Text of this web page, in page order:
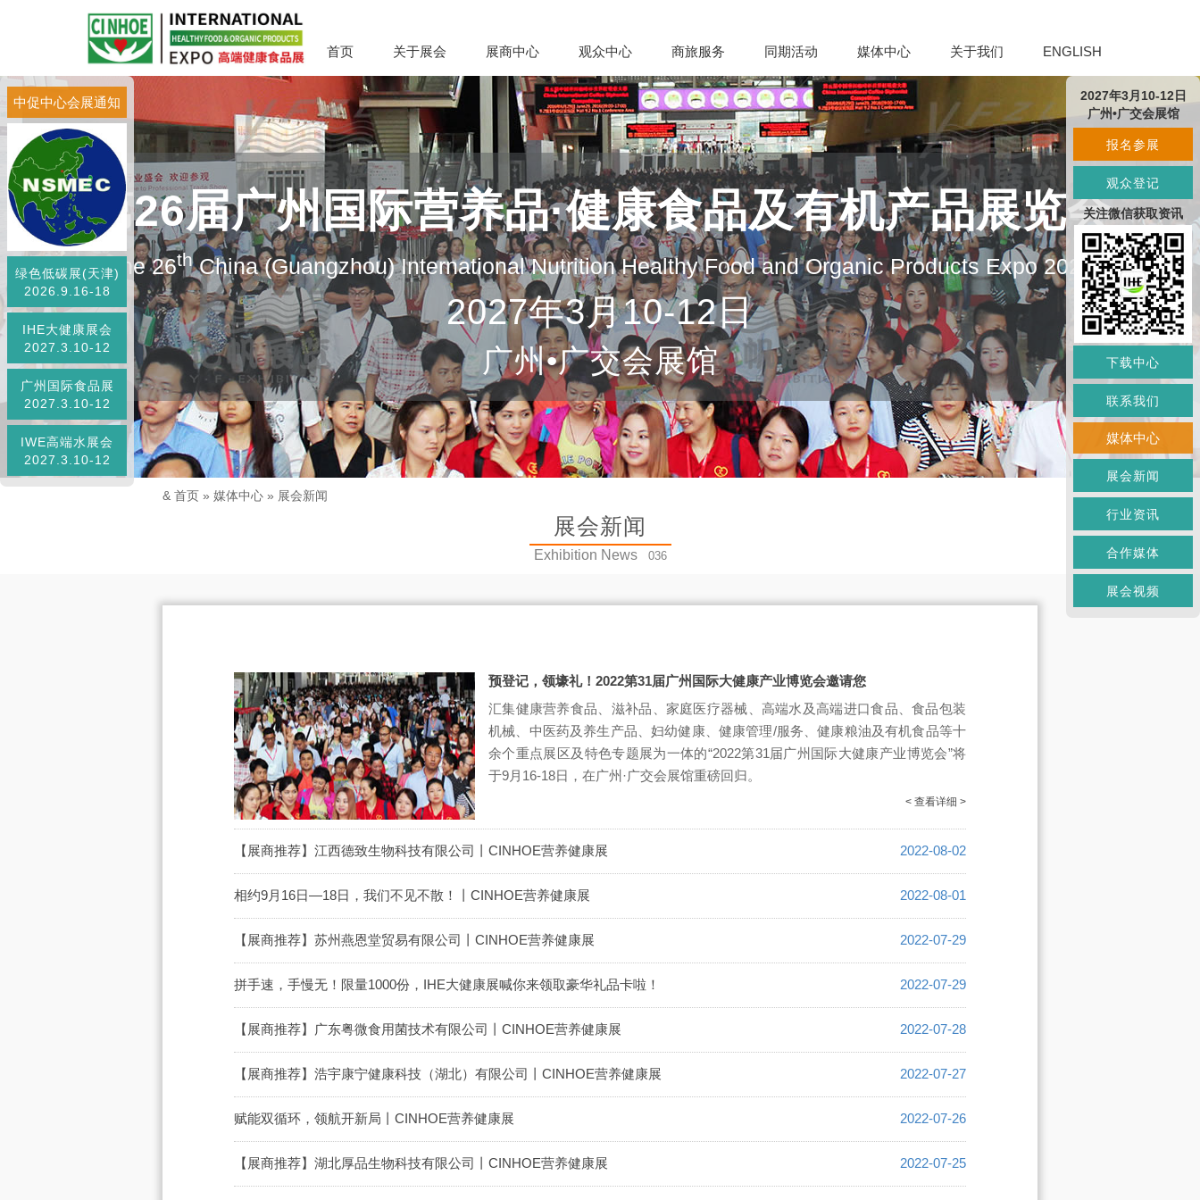
首页 关于展会 展商中心 观众中心 商旅服务 同期活动 媒体中心 关于我们 ENGLISH
第26届广州国际营养品·健康食品及有机产品展览会
The 26thChina (Guangzhou) International Nutrition Healthy Food and Organic Products Expo 2027
2027年3月10-12日
广州•广交会展馆
中促中心会展通知
绿色低碳展(天津)
2026.9.16-18
IHE大健康展会
2027.3.10-12
广州国际食品展
2027.3.10-12
IWE高端水展会
2027.3.10-12
& 首页 » 媒体中心 » 展会新闻
展会新闻
Exhibition News 036
预登记，领壕礼！2022第31届广州国际大健康产业博览会邀请您
汇集健康营养食品、滋补品、家庭医疗器械、高端水及高端进口食品、食品包装
机械、中医药及养生产品、妇幼健康、健康管理/服务、健康粮油及有机食品等十
余个重点展区及特色专题展为一体的“2022第31届广州国际大健康产业博览会”将
于9月16-18日，在广州·广交会展馆重磅回归。
< 查看详细 >
【展商推荐】江西德致生物科技有限公司丨CINHOE营养健康展 2022-08-02
相约9月16日—18日，我们不见不散！丨CINHOE营养健康展 2022-08-01
【展商推荐】苏州燕恩堂贸易有限公司丨CINHOE营养健康展 2022-07-29
拼手速，手慢无！限量1000份，IHE大健康展喊你来领取豪华礼品卡啦！ 2022-07-29
【展商推荐】广东粤微食用菌技术有限公司丨CINHOE营养健康展 2022-07-28
【展商推荐】浩宇康宁健康科技（湖北）有限公司丨CINHOE营养健康展 2022-07-27
赋能双循环，领航开新局丨CINHOE营养健康展 2022-07-26
【展商推荐】湖北厚品生物科技有限公司丨CINHOE营养健康展 2022-07-25
2027年3月10-12日
广州•广交会展馆
报名参展
观众登记
关注微信获取资讯
下载中心
联系我们
媒体中心
展会新闻
行业资讯
合作媒体
展会视频